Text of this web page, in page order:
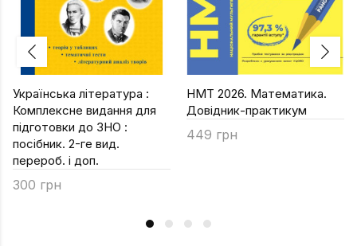
Українська література :
Комплексне видання для
підготовки до ЗНО :
посібник. 2-ге вид.
перероб. і доп.
300 грн
НМТ 2026. Математика.
Довідник-практикум
449 грн